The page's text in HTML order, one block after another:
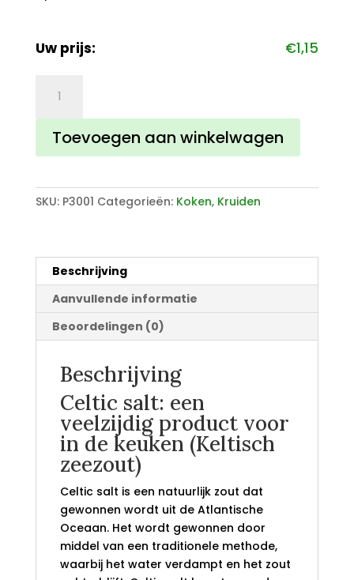
Uw prijs: €1,15
aantal
Toevoegen aan winkelwagen
SKU: P3001 Categorieën: Koken, Kruiden
Beschrijving
Aanvullende informatie
Beoordelingen (0)
Beschrijving
Celtic salt: een
veelzijdig product voor
in de keuken (Keltisch
zeezout)
Celtic salt is een natuurlijk zout dat
gewonnen wordt uit de Atlantische
Oceaan. Het wordt gewonnen door
middel van een traditionele methode,
waarbij het water verdampt en het zout